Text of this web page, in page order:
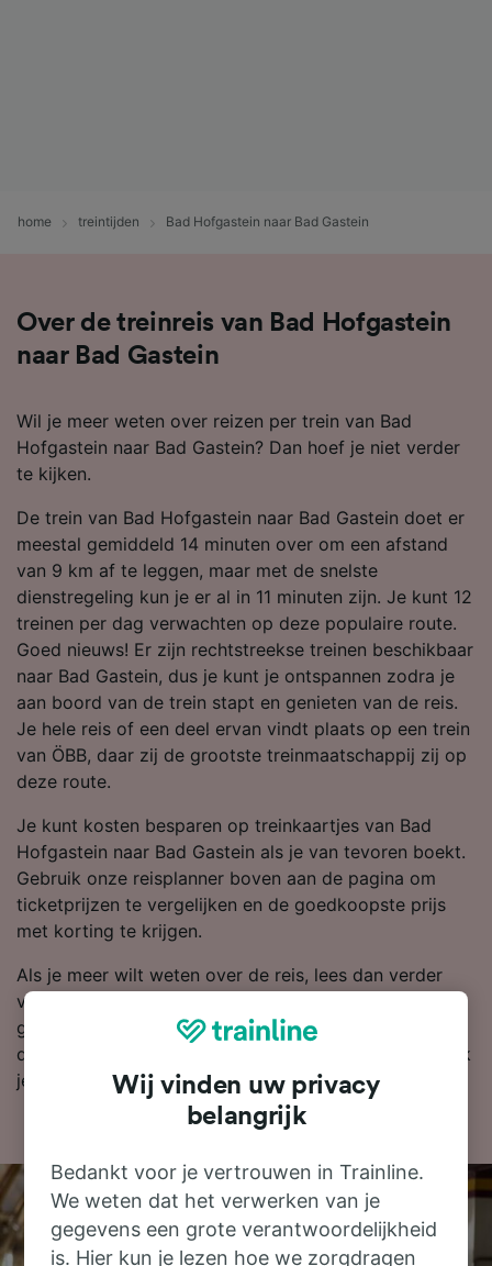
home treintijden Bad Hofgastein naar Bad Gastein
Over de treinreis van Bad Hofgastein
naar Bad Gastein
Wil je meer weten over reizen per trein van Bad
Hofgastein naar Bad Gastein? Dan hoef je niet verder
te kijken.
De trein van Bad Hofgastein naar Bad Gastein doet er
meestal gemiddeld 14 minuten over om een afstand
van 9 km af te leggen, maar met de snelste
dienstregeling kun je er al in 11 minuten zijn. Je kunt 12
treinen per dag verwachten op deze populaire route.
Goed nieuws! Er zijn rechtstreekse treinen beschikbaar
naar Bad Gastein, dus je kunt je ontspannen zodra je
aan boord van de trein stapt en genieten van de reis.
Je hele reis of een deel ervan vindt plaats op een trein
van ÖBB, daar zij de grootste treinmaatschappij zij op
deze route.
Je kunt kosten besparen op treinkaartjes van Bad
Hofgastein naar Bad Gastein als je van tevoren boekt.
Gebruik onze reisplanner boven aan de pagina om
ticketprijzen te vergelijken en de goedkoopste prijs
met korting te krijgen.
Als je meer wilt weten over de reis, lees dan verder
voor dienstregelingen, tips voor het boeken van
goedkope treinkaartjes en veelgestelde vragen, zoals
de eerste en laatste treinen. Wil je gelijk boeken? Zoek
je kaartjes dan vandaag bij ons!
Wij vinden uw privacy
belangrijk
Bedankt voor je vertrouwen in Trainline.
We weten dat het verwerken van je
gegevens een grote verantwoordelijkheid
is. Hier kun je lezen hoe we zorgdragen